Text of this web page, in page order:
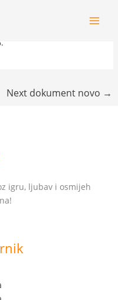
PULE
Next dokument novo →
igru, ljubav i osmijeh